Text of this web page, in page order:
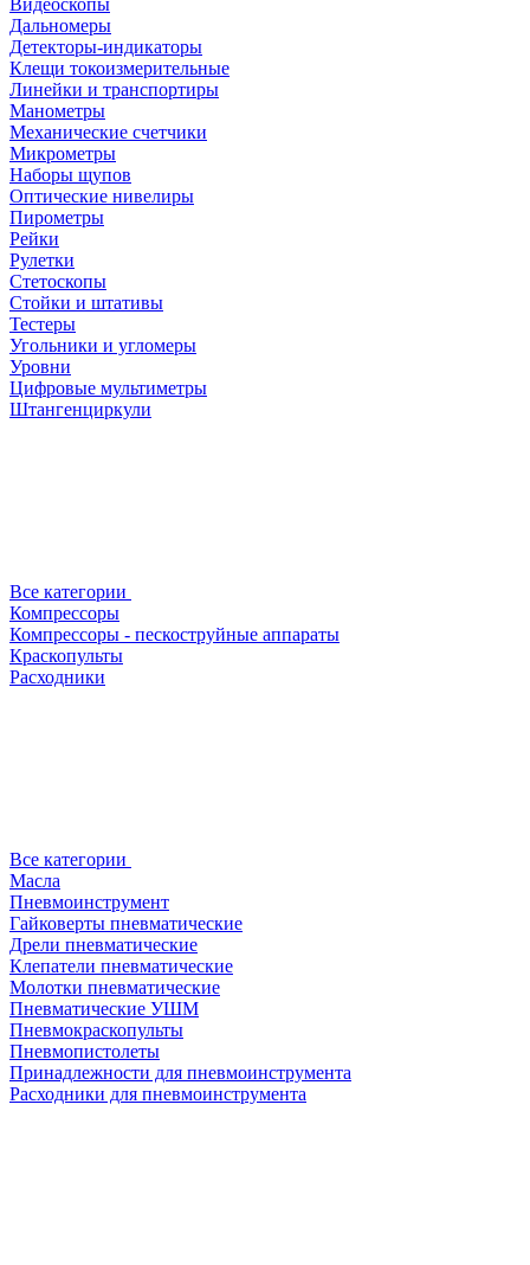
Видеоскопы
Дальномеры
Детекторы-индикаторы
Клещи токоизмерительные
Линейки и транспортиры
Манометры
Механические счетчики
Микрометры
Наборы щупов
Оптические нивелиры
Пирометры
Рейки
Рулетки
Стетоскопы
Стойки и штативы
Тестеры
Угольники и угломеры
Уровни
Цифровые мультиметры
Штангенциркули
Все категории
Компрессоры
Компрессоры - пескоструйные аппараты
Краскопульты
Расходники
Все категории
Масла
Пневмоинструмент
Гайковерты пневматические
Дрели пневматические
Клепатели пневматические
Молотки пневматические
Пневматические УШМ
Пневмокраскопульты
Пневмопистолеты
Принадлежности для пневмоинструмента
Расходники для пневмоинструмента